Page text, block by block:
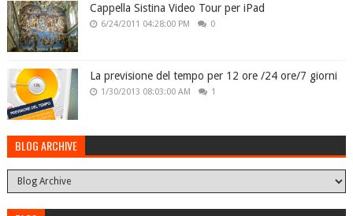
Cappella Sistina Video Tour per iPad
6/24/2011 04:28:00 PM 0
La previsione del tempo per 12 ore /24 ore/7 giorni
1/30/2013 08:03:00 AM 1
BLOG ARCHIVE